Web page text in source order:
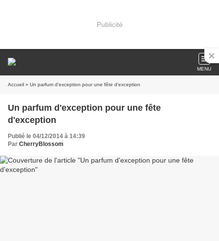
Publicité
MENU
Accueil » Un parfum d'exception pour une fête d'exception
Un parfum d'exception pour une fête
d'exception
Publié le 04/12/2014 à 14:39
Par CherryBlossom